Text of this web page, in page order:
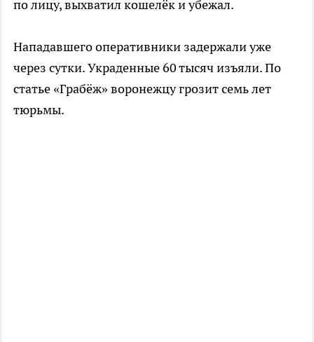
по лицу, выхватил кошелёк и убежал.
Нападавшего оперативники задержали уже
через сутки. Украденные 60 тысяч изъяли. По
статье «Грабёж» воронежцу грозит семь лет
тюрьмы.